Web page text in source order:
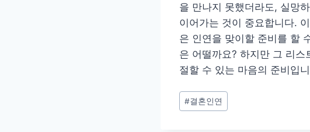
을 만나지 못했더라도, 실망
이어가는 것이 중요합니다.
은 인연을 맞이할 준비를 할
은 어떨까요? 하지만 그 리
절할 수 있는 마음의 준비입
Post
Tags:
#결혼인연